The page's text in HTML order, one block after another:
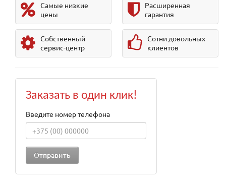
Самые низкие
цены
Расширенная
гарантия
Собственный
сервис-центр
Сотни довольных
клиентов
Заказать в один клик!
Введите номер телефона